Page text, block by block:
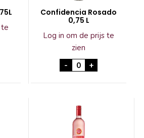
Rosé 0,75L aantal
Confidencia Rosado
0,75 L
Log in om de prijs te
zien
- Confidencia
+